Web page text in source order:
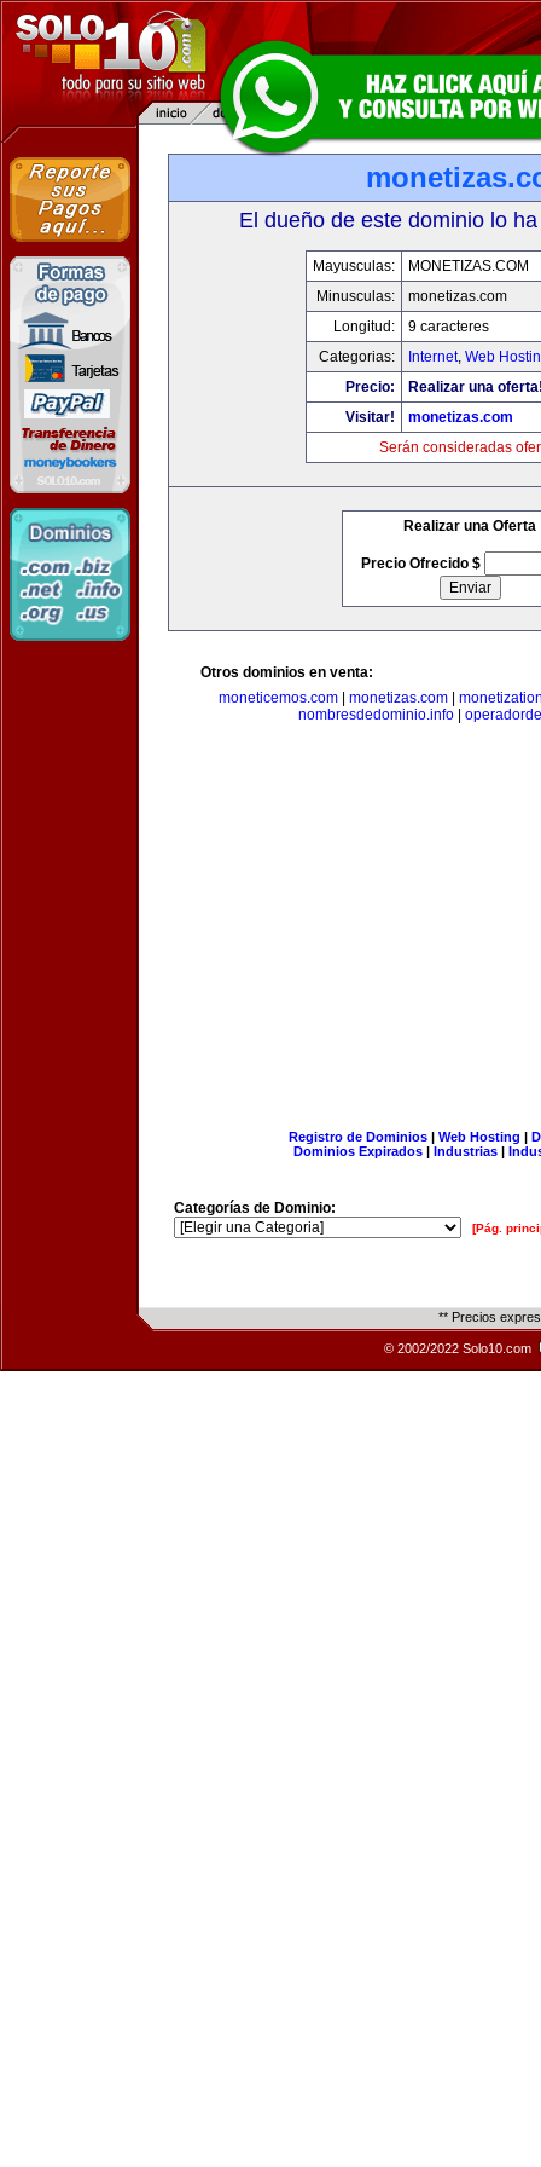
El dueño de este dominio lo
Mayusculas:
MONETIZAS.COM
Minusculas:
monetizas.com
Longitud:
9 caracteres
Categorias:
Internet, Web
Precio:
Realizar una
Visitar!
monetizas.com
Serán consideradas
Realizar una Oferta
Precio Ofrecido $
Otros dominios en venta:
moneticemos.com
monetizas.com
nombresdedominio.info
Registro de Dominios| Web Hosting |
Dominios Expirados | Industrias |
Categorías de Dominio:
[Pág.
** Precios
© 2002/2022 Solo10.com